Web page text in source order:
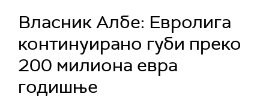
Власник Албе: Евролига
континуирано губи преко
200 милиона евра
годишње